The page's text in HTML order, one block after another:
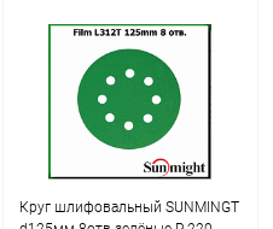
Круг шлифовальный SUNMINGT